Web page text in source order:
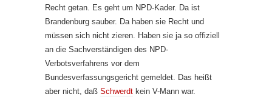
Recht getan. Es geht um NPD-Kader. Da ist
Brandenburg sauber. Da haben sie Recht und
müssen sich nicht zieren. Haben sie ja so offiziell
an die Sachverständigen des NPD-
Verbotsverfahrens vor dem
Bundesverfassungsgericht gemeldet. Das heißt
aber nicht, daß Schwerdt kein V-Mann war.